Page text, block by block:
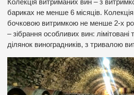
Колекція витриманих вин – з
бариках не менше 6 місяців.
бочковою витримкою не менше 2-х
– зібрання особливих вин: лімітовані
ділянок виноградників, з тривалою